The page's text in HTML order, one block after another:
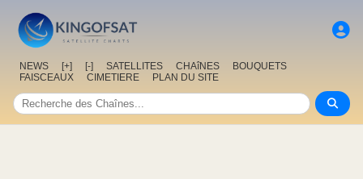
NEWS [+] [-] SATELLITES CHAîNES
BOUQUETS
FAISCEAUX
CIMETIERE PLAN DU SITE